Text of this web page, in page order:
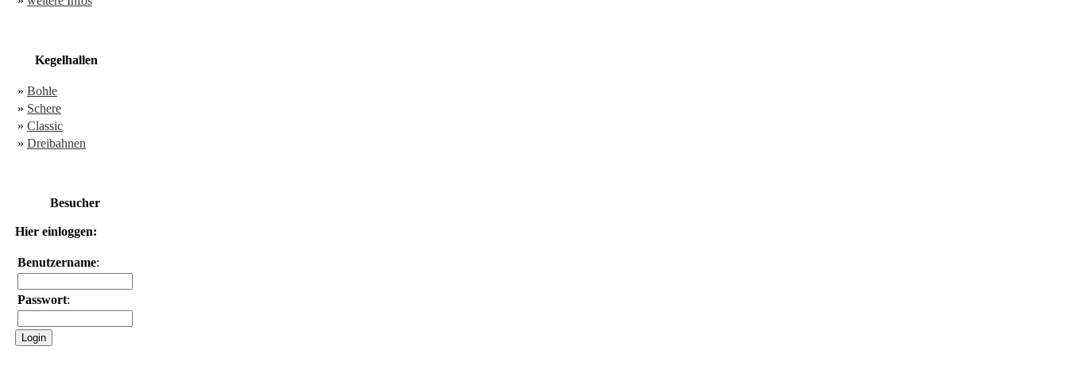
Kegelhallen
» Bohle
» Schere
» Classic
» Dreibahnen
Besucher
Hier einloggen:
Benutzername:
Passwort: